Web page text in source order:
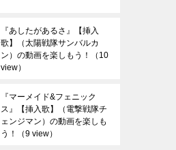
『あしたがあるさ』【挿入
歌】（太陽戦隊サンバルカ
ン）の動画を楽しもう！
（10
view）
『マーメイド&フェニック
ス』【挿入歌】（電撃戦隊チ
ェンジマン）の動画を楽しも
う！
（9 view）